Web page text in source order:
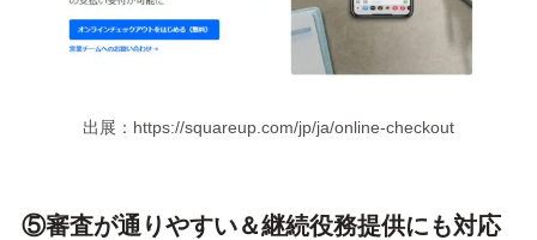
出展：https://squareup.com/jp/ja/online-checkout
⑤審査が通りやすい＆継続役務提供にも対応